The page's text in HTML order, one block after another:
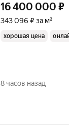
16 400 000 ₽
343 096 ₽ за м²
хорошая цена
8 часов назад